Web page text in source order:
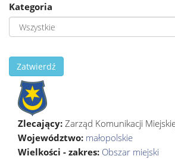
Kategoria
Zatwierdź
Zlecający: Zarząd Komunikacji
Województwo: małopolskie
Wielkości - zakres: Obszar miejski